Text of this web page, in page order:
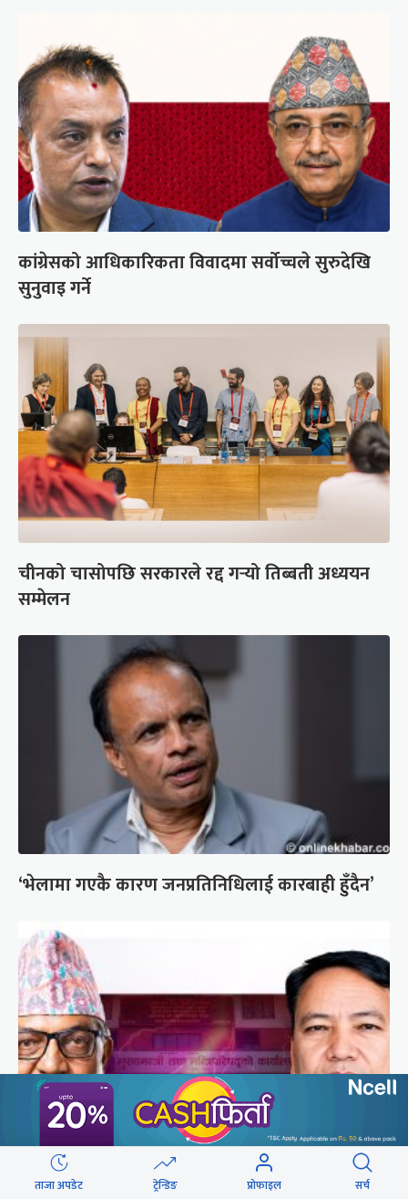
कांग्रेसको आधिकारिकता विवादमा सर्वोच्चले सुरुदेखि
सुनुवाइ गर्ने
चीनको चासोपछि सरकारले रद्द गर्‍यो तिब्बती अध्ययन
सम्मेलन
‘भेलामा गएकै कारण जनप्रतिनिधिलाई कारबाही हुँदैन’
एकवर्षे मुख्यमन्त्री बन्न एमालेको शक्ति संघर्ष उत्कर्षमा
ताजा अपडेट ट्रेन्डिङ प्रोफाइल सर्च